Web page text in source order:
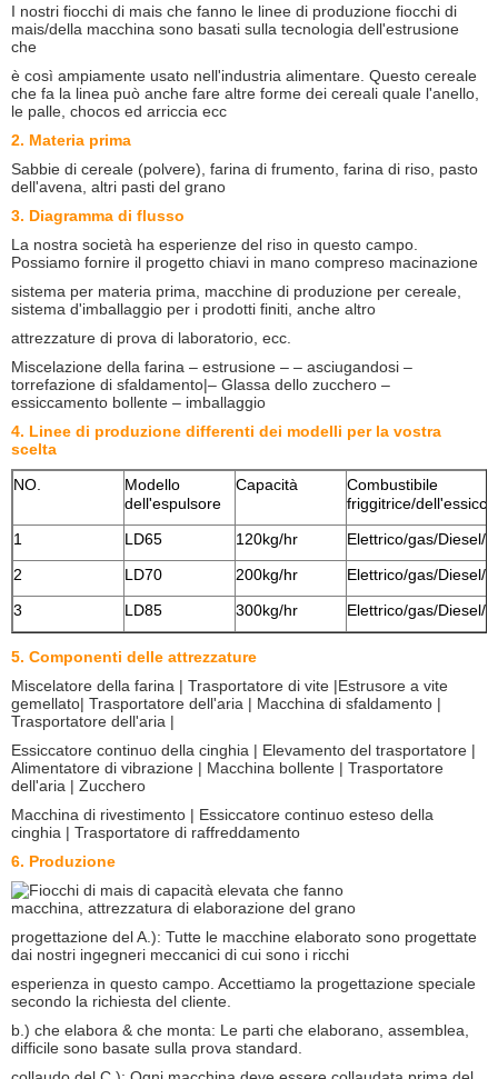
I nostri fiocchi di mais che fanno le linee di produzione fiocchi di
mais/della macchina sono basati sulla tecnologia dell'estrusione
che
è così ampiamente usato nell'industria alimentare. Questo cereale
che fa la linea può anche fare altre forme dei cereali quale l'anello,
le palle, chocos ed arriccia ecc
2. Materia prima
Sabbie di cereale (polvere), farina di frumento, farina di riso, pasto
dell'avena, altri pasti del grano
3. Diagramma di flusso
La nostra società ha esperienze del riso in questo campo.
Possiamo fornire il progetto chiavi in mano compreso macinazione
sistema per materia prima, macchine di produzione per cereale,
sistema d'imballaggio per i prodotti finiti, anche altro
attrezzature di prova di laboratorio, ecc.
Miscelazione della farina – estrusione – – asciugandosi –
torrefazione di sfaldamento|– Glassa dello zucchero –
essiccamento bollente – imballaggio
4. Linee di produzione differenti dei modelli per la vostra
scelta
NO.
Modello
dell'espulsore
Capacità
Combustibile
friggitrice/
1
LD65 120kg/hr
Elettrico/gas/Diesel/
2
LD70 200kg/hr
Elettrico/gas/Diesel/
3
LD85 300kg/hr Elettrico/gas/Diesel/
5. Componenti delle attrezzature
Miscelatore della farina | Trasportatore di vite |Estrusore a vite
gemellato| Trasportatore dell'aria | Macchina di sfaldamento |
Trasportatore dell'aria |
Essiccatore continuo della cinghia | Elevamento del trasportatore |
Alimentatore di vibrazione | Macchina bollente | Trasportatore
dell'aria | Zucchero
Macchina di rivestimento | Essiccatore continuo esteso della
cinghia | Trasportatore di raffreddamento
6. Produzione
progettazione del A.): Tutte le macchine elaborato sono progettate
dai nostri ingegneri meccanici di cui sono i ricchi
esperienza in questo campo. Accettiamo la progettazione speciale
secondo la richiesta del cliente.
b.) che elabora & che monta: Le parti che elaborano, assemblea,
difficile sono basate sulla prova standard.